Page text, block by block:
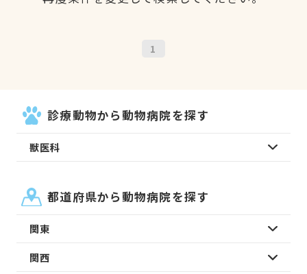
1
診療動物から動物病院を探す
獣医科
都道府県から動物病院を探す
関東
関西